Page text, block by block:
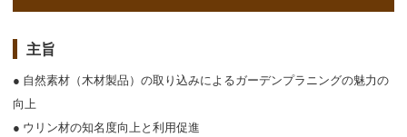
主旨
● 自然素材（木材製品）の取り込みによるガーデンプラニングの魅力の
向上
● ウリン材の知名度向上と利用促進